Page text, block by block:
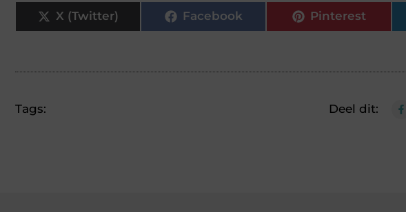
X (Twitter) Facebook Pinterest
Tags: Deel dit: